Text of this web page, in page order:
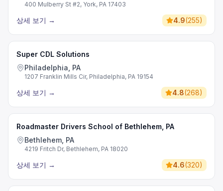
400 Mulberry St #2, York, PA 17403
상세 보기 → 4.9(255)
Super CDL Solutions
Philadelphia, PA
1207 Franklin Mills Cir, Philadelphia, PA 19154
상세 보기 → 4.8(268)
Roadmaster Drivers School of Bethlehem, PA
Bethlehem, PA
4219 Fritch Dr, Bethlehem, PA 18020
상세 보기 → 4.6(320)